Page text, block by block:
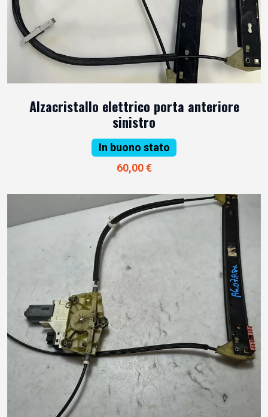
Alzacristallo elettrico porta anteriore
sinistro
In buono stato
60,00 €